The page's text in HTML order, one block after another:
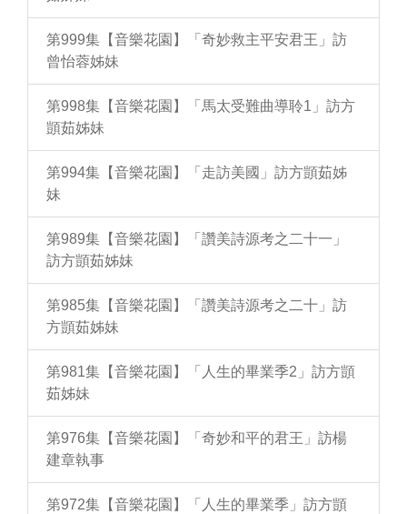
第999集【音樂花園】「奇妙救主平安君王」訪
曾怡蓉姊妹
第998集【音樂花園】「馬太受難曲導聆1」訪方
顗茹姊妹
第994集【音樂花園】「走訪美國」訪方顗茹姊
妹
第989集【音樂花園】「讚美詩源考之二十一」
訪方顗茹姊妹
第985集【音樂花園】「讚美詩源考之二十」訪
方顗茹姊妹
第981集【音樂花園】「人生的畢業季2」訪方顗
茹姊妹
第976集【音樂花園】「奇妙和平的君王」訪楊
建章執事
第972集【音樂花園】「人生的畢業季」訪方顗